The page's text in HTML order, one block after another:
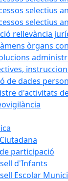
selectius
selectius
rellevància
òrgans
de dades
d'activitats
participació
d'Infants
Escolar